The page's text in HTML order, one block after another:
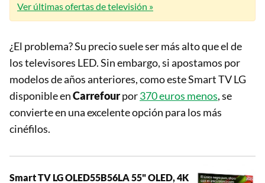
Ver últimas ofertas de televisión »
¿El problema? Su precio suele ser más alto que el de
los televisores LED. Sin embargo, si apostamos por
modelos de años anteriores, como este Smart TV LG
disponible enCarrefourpor370 euros menos, se
convierte en una excelente opción para los más
cinéfilos.
Smart TV LG OLED55B56LA 55" OLED, 4K